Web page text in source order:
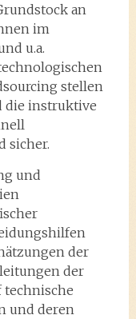
an
im
u.a.
stellen
die instruktive
sicher.
und
der
der
technische
und deren